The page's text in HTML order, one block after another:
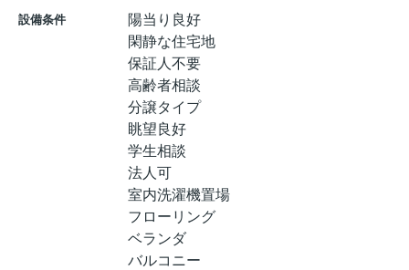
設備条件
陽当り良好
閑静な住宅地
保証人不要
高齢者相談
分譲タイプ
眺望良好
学生相談
法人可
室内洗濯機置場
フローリング
ベランダ
バルコニー